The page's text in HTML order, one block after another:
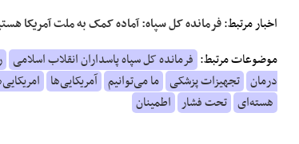
اخبار مرتبط:فرمانده کل سپاه: آماده کمک به ملت آمریکا
موضوعات مرتبط: فرمانده کل سپاه پاسداران انقلاب اسلامی
درمان تجهیزات پزشکی ما می‌توانیم آمریکایی‌ها
هسته‌ای تحت فشار اطمینان